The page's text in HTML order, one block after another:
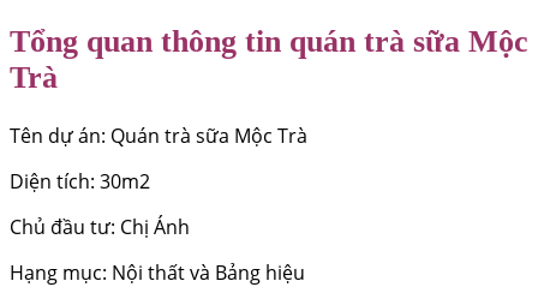
Tổng quan thông tin quán trà sữa Mộc
Trà
Tên dự án: Quán trà sữa Mộc Trà
Diện tích: 30m2
Chủ đầu tư: Chị Ánh
Hạng mục: Nội thất và Bảng hiệu